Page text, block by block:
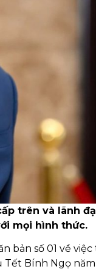
trên và lãnh
mọi hình thức.
bản số 01 về
Bính Ngọ